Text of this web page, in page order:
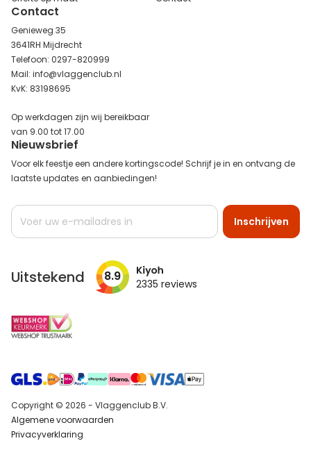
Contact
Genieweg 35
3641RH Mijdrecht
Telefoon: 0297-820999
Mail: info@vlaggenclub.nl
KvK: 83198695
Op werkdagen zijn wij bereikbaar
van 9.00 tot 17.00
Nieuwsbrief
Voor elk feestje een andere kortingscode! Schrijf je in en ontvang de
laatste updates en aanbiedingen!
Abonneer
op
Inschrijven
Uitstekend 8.9 2335 reviews
Copyright © 2026 - Vlaggenclub B.V.
Algemene voorwaarden
Privacyverklaring